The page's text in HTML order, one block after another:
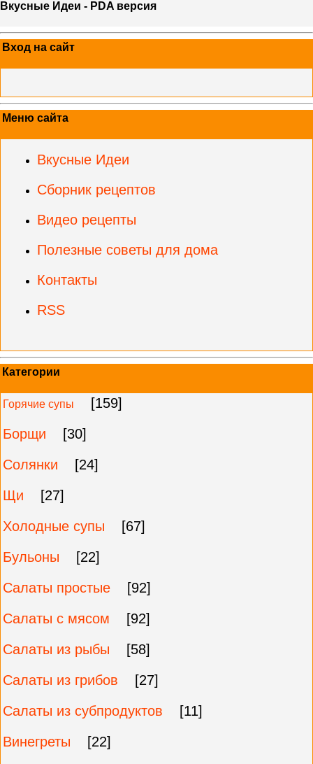
Вкусные Идеи - PDA версия
Вход на сайт
Меню сайта
Вкусные Идеи
Сборник рецептов
Видео рецепты
Полезные советы для дома
Контакты
RSS
Категории
Горячие супы
[159]
Борщи
[30]
Солянки
[24]
Щи
[27]
Холодные супы
[67]
Бульоны
[22]
Салаты простые
[92]
Салаты с мясом
[92]
Салаты из рыбы
[58]
Салаты из грибов
[27]
Салаты из субпродуктов
[11]
Винегреты
[22]